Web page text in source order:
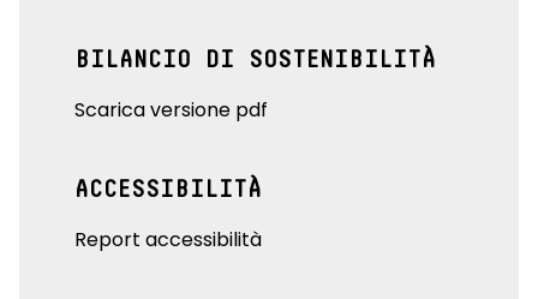
BILANCIO DI SOSTENIBILITÀ
Scarica versione pdf
ACCESSIBILITÀ
Report accessibilità